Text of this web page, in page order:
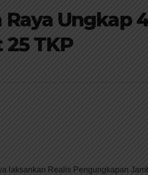
Ungkap
TKP
laksankan Realis Pengungkapan